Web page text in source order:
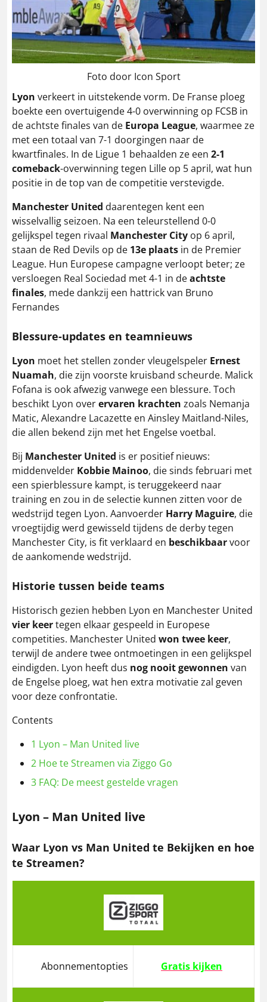
Foto door Icon Sport
Lyon verkeert in uitstekende vorm. De Franse ploeg
boekte een overtuigende 4-0 overwinning op FCSB in
de achtste finales van de Europa League, waarmee ze
met een totaal van 7-1 doorgingen naar de
kwartfinales. In de Ligue 1 behaalden ze een 2-1
comeback-overwinning tegen Lille op 5 april, wat hun
positie in de top van de competitie verstevigde.
Manchester United daarentegen kent een
wisselvallig seizoen. Na een teleurstellend 0-0
gelijkspel tegen rivaal Manchester City op 6 april,
staan de Red Devils op de 13e plaats in de Premier
League. Hun Europese campagne verloopt beter; ze
versloegen Real Sociedad met 4-1 in deachtste
finales, mede dankzij een hattrick van Bruno
Fernandes
Blessure-updates en teamnieuws
Lyon moet het stellen zonder vleugelspeler Ernest
Nuamah, die zijn voorste kruisband scheurde. Malick
Fofana is ook afwezig vanwege een blessure. Toch
beschikt Lyon overervaren krachten zoals Nemanja
Matic, Alexandre Lacazette en Ainsley Maitland-Niles,
die allen bekend zijn met het Engelse voetbal.
Bij Manchester United is er positief nieuws:
middenvelder Kobbie Mainoo, die sinds februari met
een spierblessure kampt, is teruggekeerd naar
training en zou in de selectie kunnen zitten voor de
wedstrijd tegen Lyon. Aanvoerder Harry Maguire, die
vroegtijdig werd gewisseld tijdens de derby tegen
Manchester City, is fit verklaard en beschikbaarvoor
de aankomende wedstrijd.
Historie tussen beide teams
Historisch gezien hebben Lyon en Manchester United
vier keertegen elkaar gespeeld in Europese
competities. Manchester United won twee keer,
terwijl de andere twee ontmoetingen in een gelijkspel
eindigden. Lyon heeft dus nog nooit gewonnen van
de Engelse ploeg, wat hen extra motivatie zal geven
voor deze confrontatie.
Contents
1 Lyon – Man United live
2 Hoe te Streamen via Ziggo Go
3 FAQ: De meest gestelde vragen
Lyon – Man United live
Waar Lyon vs Man United te Bekijken en hoe
te Streamen?
Abonnementopties Gratis kijken